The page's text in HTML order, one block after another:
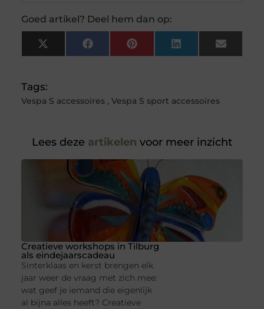
Goed artikel? Deel hem dan op:
X
(Twitter)
FacebookPinterestLinkedInEmail
Tags:
Vespa S accessoires, Vespa S sport accessoires
Lees deze artikelen voor meer inzicht
Creatieve workshops in Tilburg
als eindejaarscadeau
Sinterklaas en kerst brengen elk
jaar weer de vraag met zich mee:
wat geef je iemand die eigenlijk
al bijna alles heeft? Creatieve